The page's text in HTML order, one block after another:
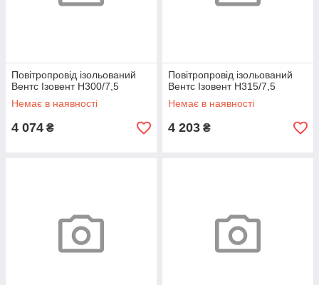
Повітропровід ізольований
Вентс Ізовент Н300/7,5
Немає в наявності
4 074 ₴
Повітропровід ізольований
Вентс Ізовент Н315/7,5
Немає в наявності
4 203 ₴